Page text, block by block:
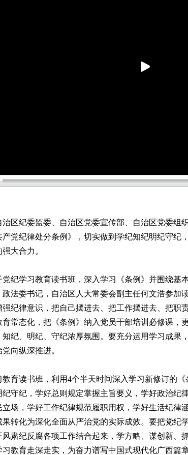
纪委监委、自治区党委宣传部、自治区党委组
党纪律处分条例》，切实做到学纪知纪明纪守纪
大合力。
学习教育读书班，深入学习《条例》并围绕基
法委书记，自治区人大常委会副主任何文浩参
纪律意识，把自己摆进去、把工作摆进去、把
常态化，把《条例》纳入党员干部培训必修课
纪、明纪、守纪浓厚氛围。要充分运用学习成果
向纵深推进。
读书班，利用4个半天时间深入学习新修订的《
守纪，学好总则规定掌握主旨要义，学好政治
场，学好工作纪律规范履职用权，学好生活纪
转化为深化全面从严治党的实际成效。要把党
肃纪反腐各项工作结合起来，学方略、谋创新
教育走深走实，为奋力谱写中国式现代化广西篇